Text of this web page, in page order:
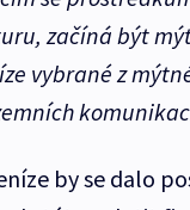
začíná být
vybrané z
by se dalo